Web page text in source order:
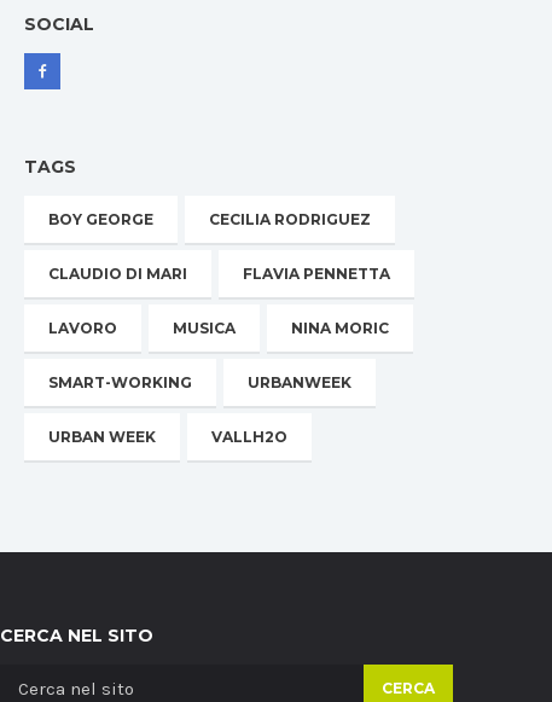
SOCIAL
TAGS
BOY GEORGE CECILIA RODRIGUEZ
CLAUDIO DI MARI FLAVIA PENNETTA
LAVORO MUSICA NINA MORIC
SMART-WORKING URBANWEEK
URBAN WEEK VALLH2O
CERCA NEL SITO
CERCA